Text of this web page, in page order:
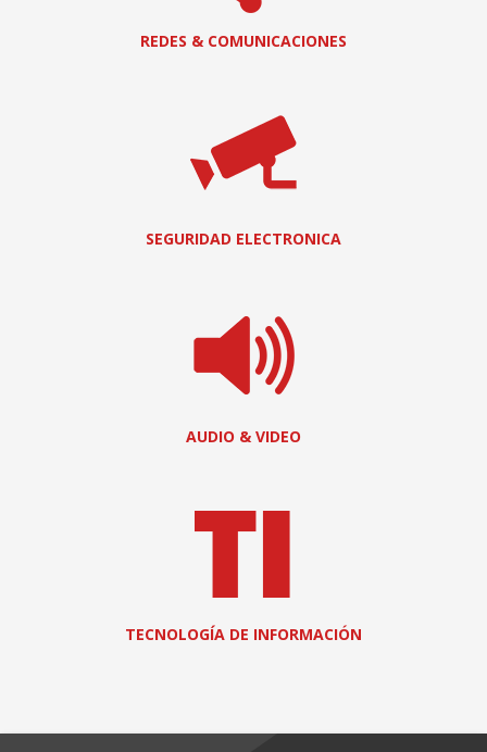
REDES & COMUNICACIONES
SEGURIDAD ELECTRONICA
AUDIO & VIDEO
TECNOLOGÍA DE INFORMACIÓN